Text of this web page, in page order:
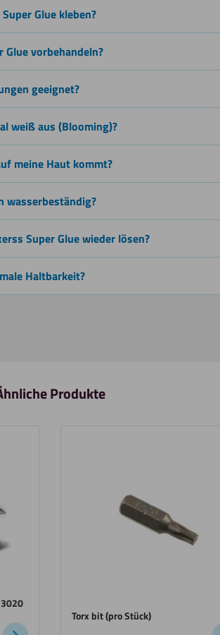
Glue kleben?
vorbehandeln?
geeignet?
weiß aus (Blooming)?
meine Haut kommt?
wasserbeständig?
Super Glue wieder lösen?
Haltbarkeit?
Produkte
Torx bit (pro Stück)